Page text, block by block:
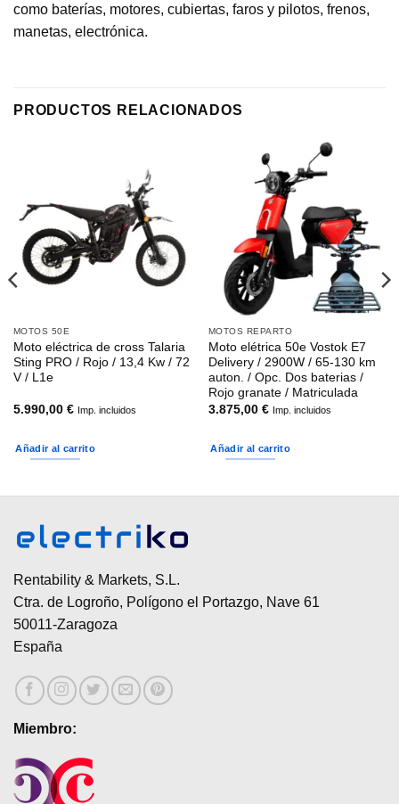
como baterías, motores, cubiertas, faros y pilotos, frenos,
manetas, electrónica.
PRODUCTOS RELACIONADOS
MOTOS 50E
Moto eléctrica de cross Talaria
Sting PRO / Rojo / 13,4 Kw / 72
V / L1e
5.990,00 € Imp. incluidos
Añadir al carrito
MOTOS REPARTO
Moto elétrica 50e Vostok E7
Delivery / 2900W / 65-130 km
auton. / Opc. Dos baterias /
Rojo granate / Matriculada
3.875,00 € Imp. incluidos
Añadir al carrito
Rentability & Markets, S.L.
Ctra. de Logroño, Polígono el Portazgo, Nave 61
50011-Zaragoza
España
Miembro: